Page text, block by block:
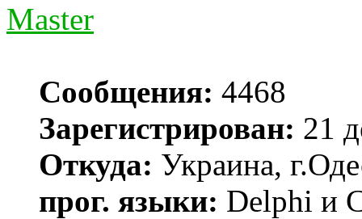
Master
Сообщения: 4468
Зарегистрирован: 21
Откуда: Украина,
прог. языки: Delphi и